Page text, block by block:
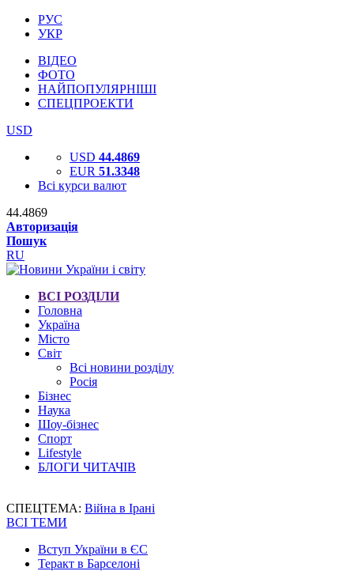
РУС
УКР
ВІДЕО
ФОТО
НАЙПОПУЛЯРНІШІ
СПЕЦПРОЕКТИ
USD
USD 44.4869
EUR 51.3348
Всі курси валют
44.4869
Авторизація
Пошук
RU
ВСІ РОЗДІЛИ
Головна
Україна
Місто
Світ
Всі новини розділу
Росія
Бізнес
Наука
Шоу-бізнес
Спорт
Lifestyle
БЛОГИ ЧИТАЧІВ
СПЕЦТЕМА: Війна в Ірані
ВСІ ТЕМИ
Вступ України в ЄС
Теракт в Барселоні